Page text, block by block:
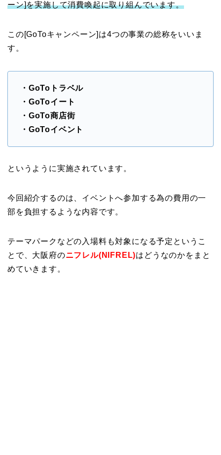
ーン]を実施して消費喚起に取り組んでいます。
この[GoToキャンペーン]は4つの事業の総称をいいま
す。
・GoToトラベル
・GoToイート
・GoTo商店街
・GoToイベント
というように実施されています。
今回紹介するのは、イベントへ参加する為の費用の一
部を負担するような内容です。
テーマパークなどの入場料も対象になる予定というこ
とで、大阪府のニフレル(NIFREL)はどうなのかをまと
めていきます。